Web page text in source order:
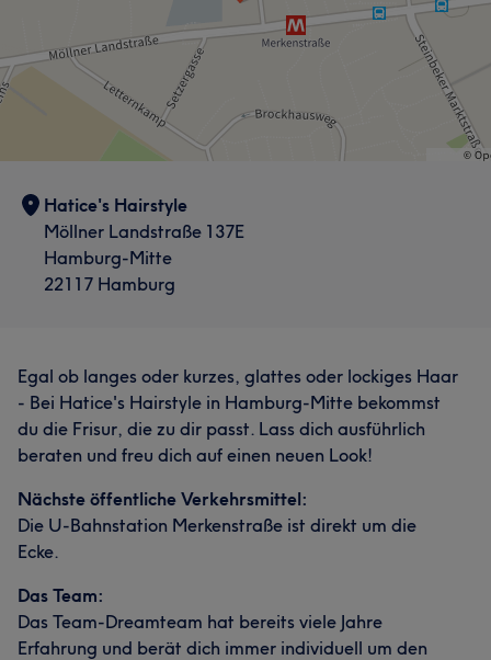
Hatice's Hairstyle
Möllner Landstraße 137E
Hamburg-Mitte
22117 Hamburg
Egal ob langes oder kurzes, glattes oder lockiges Haar
- Bei Hatice's Hairstyle in Hamburg-Mitte bekommst
du die Frisur, die zu dir passt. Lass dich ausführlich
beraten und freu dich auf einen neuen Look!
Nächste öffentliche Verkehrsmittel:
Die U-Bahnstation Merkenstraße ist direkt um die
Ecke.
Das Team:
Das Team-Dreamteam hat bereits viele Jahre
Erfahrung und berät dich immer individuell um den